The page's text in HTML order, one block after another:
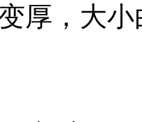
厚，大